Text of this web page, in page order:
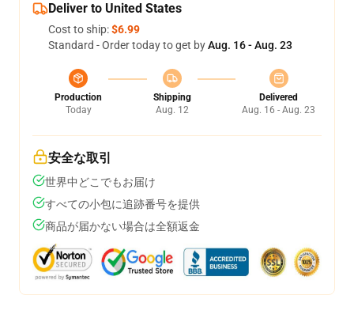
Deliver to United States
Cost to ship:$6.99
Standard - Order today to get byAug. 16 - Aug. 23
Production
Today
Shipping
Aug. 12
Delivered
Aug. 16 - Aug. 23
安全な取引
世界中どこでもお届け
すべての小包に追跡番号を提供
商品が届かない場合は全額返金